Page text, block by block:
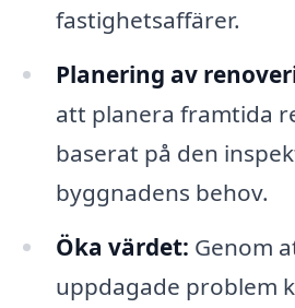
fastighetsaffärer.
Planering av
att planera framtida
baserat på den
byggnadens behov.
Öka värdet: Genom
uppdagade problem